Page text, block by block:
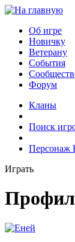
Об игре
Новичку
Ветерану
События
Форум
Кланы
Поиск
Персонаж
Играть